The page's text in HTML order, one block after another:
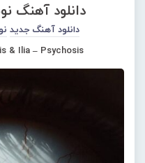
دانلود آهنگ
دانلود آهنگ جدید
& Ilia – Psychosis